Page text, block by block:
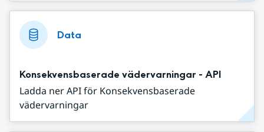
Data
Konsekvensbaserade vädervarningar - API
Ladda ner API för Konsekvensbaserade
vädervarningar